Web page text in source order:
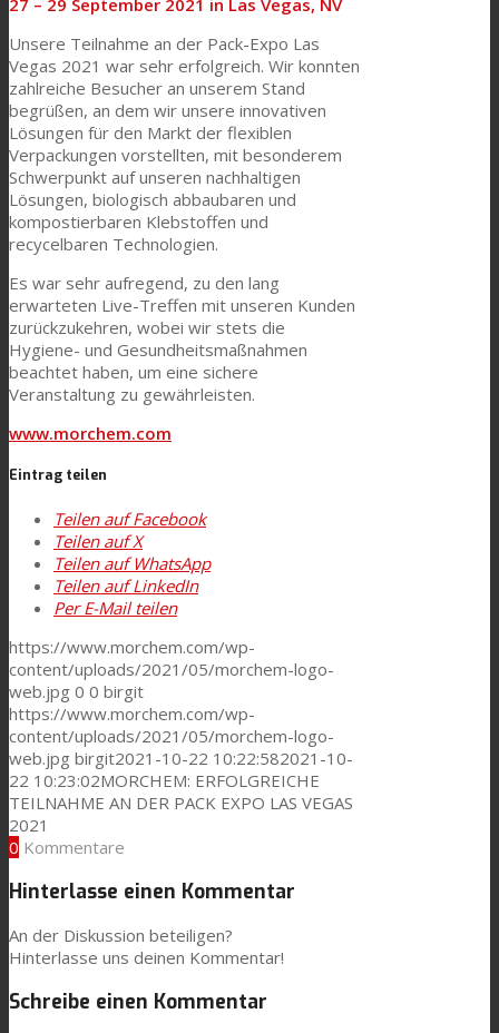
Textilkaschierung
Flachkaschierung
PU Ink Binders
Innovation
Forschung und Entwicklung
Leistung
Nachhaltigkeit
Kundenservice
News
Unsere Teilnahme an der Pack-Expo Las
Vegas 2021 war sehr erfolgreich. Wir konnten
zahlreiche Besucher an unserem Stand
begrüßen, an dem wir unsere innovativen
Lösungen für den Markt der flexiblen
Verpackungen vorstellten, mit besonderem
Schwerpunkt auf unseren nachhaltigen
Lösungen, biologisch abbaubaren und
kompostierbaren Klebstoffen und
recycelbaren Technologien.
Es war sehr aufregend, zu den lang
erwarteten Live-Treffen mit unseren Kunden
zurückzukehren, wobei wir stets die
Hygiene- und Gesundheitsmaßnahmen
beachtet haben, um eine sichere
Veranstaltung zu gewährleisten.
www.morchem.com
Eintrag teilen
Teilen auf Facebook
Teilen auf X
Teilen auf WhatsApp
Teilen auf LinkedIn
Per E-Mail teilen
https://www.morchem.com/wp-
content/uploads/2021/05/morchem-logo-
web.jpg 0 0 birgit
https://www.morchem.com/wp-
content/uploads/2021/05/morchem-logo-
web.jpg birgit2021-10-22 10:22:582021-10-
22 10:23:02MORCHEM: ERFOLGREICHE
TEILNAHME AN DER PACK EXPO LAS VEGAS
2021
0 Kommentare
Hinterlasse einen Kommentar
An der Diskussion beteiligen?
Hinterlasse uns deinen Kommentar!
Schreibe einen Kommentar